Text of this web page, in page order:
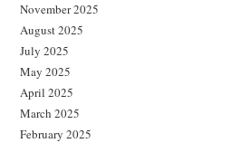
November 2025
August 2025
July 2025
May 2025
April 2025
March 2025
February 2025